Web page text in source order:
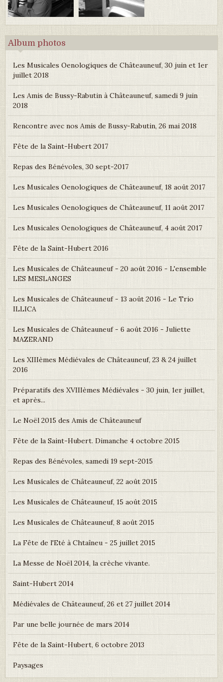
Album photos
Les Musicales Oenologiques de Châteauneuf, 30 juin et 1er
juillet 2018
Les Amis de Bussy-Rabutin à Châteauneuf, samedi 9 juin
2018
Rencontre avec nos Amis de Bussy-Rabutin, 26 mai 2018
Fête de la Saint-Hubert 2017
Repas des Bénévoles, 30 sept-2017
Les Musicales Oenologiques de Châteauneuf, 18 août 2017
Les Musicales Oenologiques de Châteauneuf, 11 août 2017
Les Musicales Oenologiques de Châteauneuf, 4 août 2017
Fête de la Saint-Hubert 2016
Les Musicales de Châteauneuf - 20 août 2016 - L'ensemble
LES MESLANGES
Les Musicales de Châteauneuf - 13 août 2016 - Le Trio
ILLICA
Les Musicales de Châteauneuf - 6 août 2016 - Juliette
MAZERAND
Les XIIIèmes Médiévales de Châteauneuf, 23 & 24 juillet
2016
Préparatifs des XVIIIèmes Médiévales - 30 juin, 1er juillet,
et après...
Le Noël 2015 des Amis de Châteauneuf
Fête de la Saint-Hubert. Dimanche 4 octobre 2015
Repas des Bénévoles, samedi 19 sept-2015
Les Musicales de Châteauneuf, 22 août 2015
Les Musicales de Châteauneuf, 15 août 2015
Les Musicales de Châteauneuf, 8 août 2015
La Fête de l'Eté à Chtaîneu - 25 juillet 2015
La Messe de Noël 2014, la crèche vivante.
Saint-Hubert 2014
Médiévales de Châteauneuf, 26 et 27 juillet 2014
Par une belle journée de mars 2014
Fête de la Saint-Hubert, 6 octobre 2013
Paysages